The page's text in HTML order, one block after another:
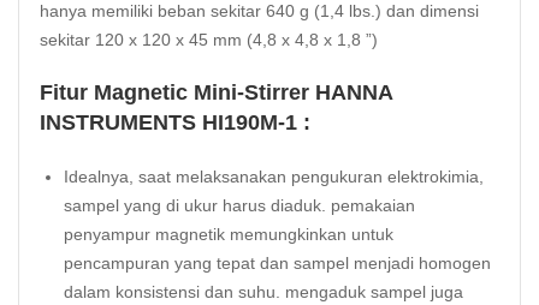
hanya memiliki beban sekitar 640 g (1,4 lbs.) dan dimensi
sekitar 120 x 120 x 45 mm (4,8 x 4,8 x 1,8 ”)
Fitur Magnetic Mini-Stirrer HANNA
INSTRUMENTS HI190M-1 :
Idealnya, saat melaksanakan pengukuran elektrokimia,
sampel yang di ukur harus diaduk. pemakaian
penyampur magnetik memungkinkan untuk
pencampuran yang tepat dan sampel menjadi homogen
dalam konsistensi dan suhu. mengaduk sampel juga